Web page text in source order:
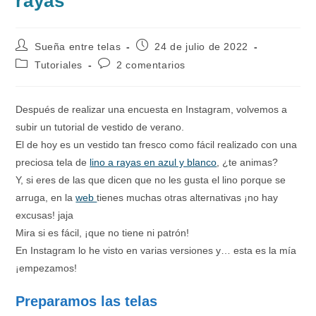
Autor
de
la
Sueña entre telas
Publicación
la
24 de julio de 2022
Categoría
entrada:
Tutoriales
Comentarios
2 comentarios
Después de realizar una encuesta en Instagram, volvemos a
subir un tutorial de vestido de verano.
El de hoy es un vestido tan fresco como fácil realizado con una
preciosa tela de lino a rayas en azul y blanco, ¿te animas?
Y, si eres de las que dicen que no les gusta el lino porque se
arruga, en lawebtienes muchas otras alternativas ¡no hay
excusas! jaja
Mira si es fácil, ¡que no tiene ni patrón!
En Instagram lo he visto en varias versiones y… esta es la mía
¡empezamos!
Preparamos las telas